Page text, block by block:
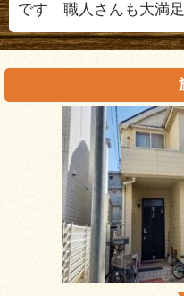
です 職人さんも大満足